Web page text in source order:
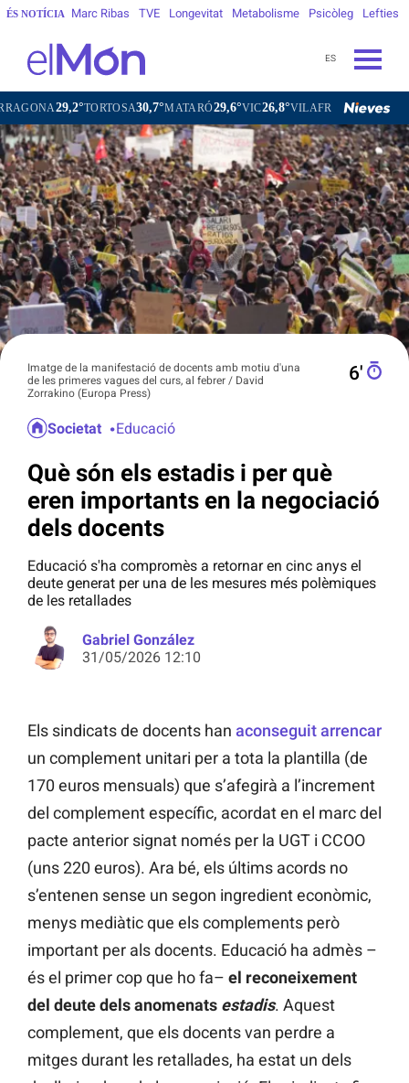
ÉS NOTÍCIA Marc Ribas TVE Longevitat Metabolisme Psicòleg Lefties
ES
TORTOSA30,7°MATARÓ29,6°VIC26,8°VILAFRANCA DEL PENEDÈS
Imatge de la manifestació de docents amb motiu d'una
de les primeres vagues del curs, al febrer / David
Zorrakino (Europa Press)
6′
Societat Educació
Què són els estadis i per què
eren importants en la negociació
dels docents
Educació s'ha compromès a retornar en cinc anys el
deute generat per una de les mesures més polèmiques
de les retallades
Gabriel González
31/05/2026 12:10
Els sindicats de docents han aconseguit arrencar
un complement unitari per a tota la plantilla (de
170 euros mensuals) que s’afegirà a l’increment
del complement específic, acordat en el marc del
pacte anterior signat només per la UGT i CCOO
(uns 220 euros). Ara bé, els últims acords no
s’entenen sense un segon ingredient econòmic,
menys mediàtic que els complements però
important per als docents. Educació ha admès –
és el primer cop que ho fa– el reconeixement
del deute dels anomenats estadis. Aquest
complement, que els docents van perdre a
mitges durant les retallades, ha estat un dels